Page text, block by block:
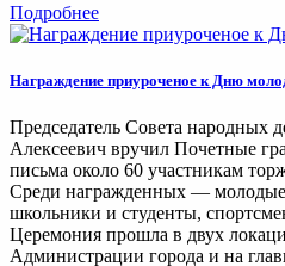
Подробнее
Награждение приуроченое к Дню
Председатель Совета народных
Алексеевич вручил Почетные
письма около 60 участникам
Среди награжденных —
школьники и студенты,
Церемония прошла в двух
Администрации города и на